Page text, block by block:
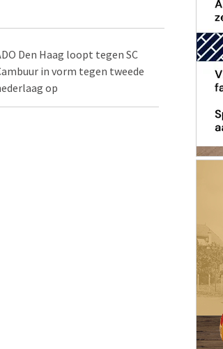
Den Haag loopt tegen SC
in vorm tegen tweede
op